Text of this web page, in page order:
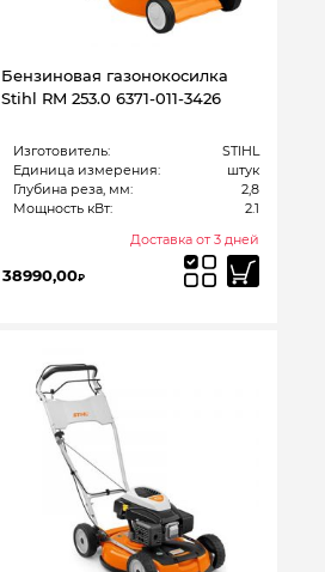
Бензиновая газонокосилка
Stihl RM 253.0 6371-011-3426
Изготовитель:
STIHL
Единица измерения:
штук
Глубина реза, мм:
2,8
Мощность кВт:
2.1
Доставка от 3 дней
38990,00₽